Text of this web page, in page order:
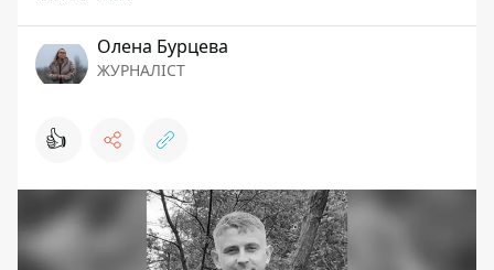
Олена Бурцева
ЖУРНАЛІСТ
👍